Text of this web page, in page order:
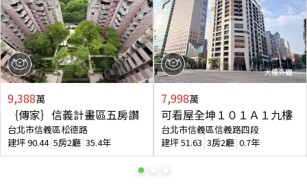
9,388萬
｛傳家｝信義計畫區五房讚
台北市信義區松德路
建坪90.44 5房2廳 35.4年
7,998萬
可看屋全坤１０１Ａ１九樓
台北市信義區信義路四段
建坪51.63 3房2廳 0.7年